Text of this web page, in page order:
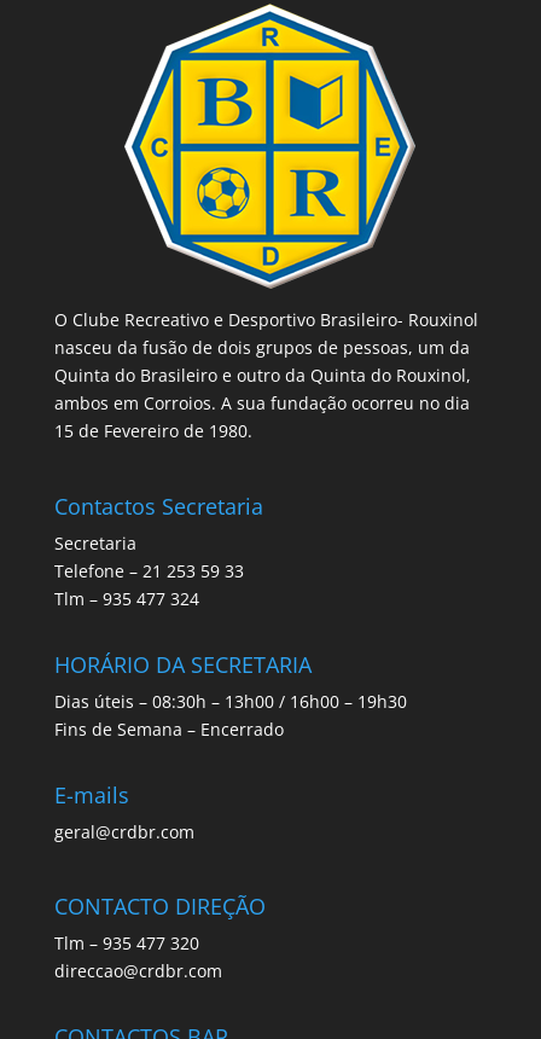
O Clube Recreativo e Desportivo Brasileiro- Rouxinol
nasceu da fusão de dois grupos de pessoas, um da
Quinta do Brasileiro e outro da Quinta do Rouxinol,
ambos em Corroios. A sua fundação ocorreu no dia
15 de Fevereiro de 1980.
Contactos Secretaria
Secretaria
Telefone – 21 253 59 33
Tlm – 935 477 324
HORÁRIO DA SECRETARIA
Dias úteis – 08:30h – 13h00 / 16h00 – 19h30
Fins de Semana – Encerrado
E-mails
geral@crdbr.com
CONTACTO DIREÇÃO
Tlm – 935 477 320
direccao@crdbr.com